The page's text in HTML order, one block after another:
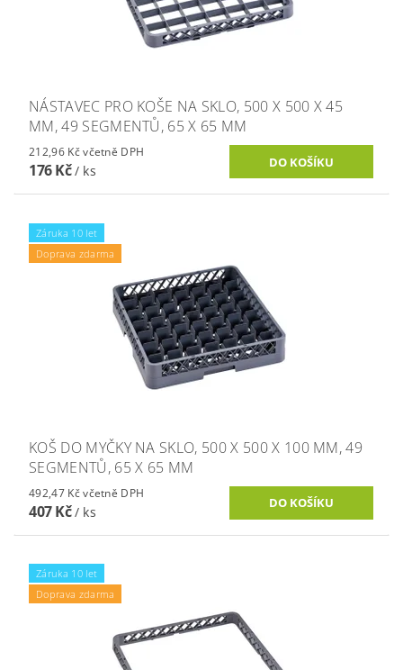
NÁSTAVEC PRO KOŠE NA SKLO, 500 X 500 X 45
MM, 49 SEGMENTŮ, 65 X 65 MM
212,96 Kč včetně DPH
176 Kč/ ks
Záruka 10 let
Doprava zdarma
KOŠ DO MYČKY NA SKLO, 500 X 500 X 100 MM, 49
SEGMENTŮ, 65 X 65 MM
492,47 Kč včetně DPH
407 Kč/ ks
Záruka 10 let
Doprava zdarma